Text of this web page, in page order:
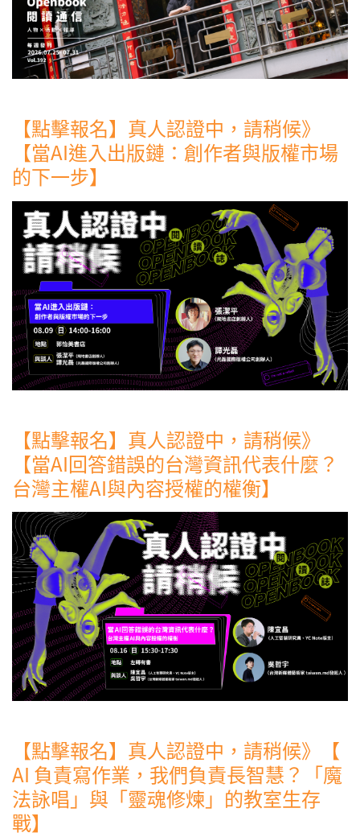
【點擊報名】真人認證中，請稍候》
【當AI進入出版鏈：創作者與版權市場
的下一步】
【點擊報名】真人認證中，請稍候》
【當AI回答錯誤的台灣資訊代表什麼？
台灣主權AI與內容授權的權衡】
【點擊報名】真人認證中，請稍候》【
AI 負責寫作業，我們負責長智慧？「魔
法詠唱」與「靈魂修煉」的教室生存
戰】